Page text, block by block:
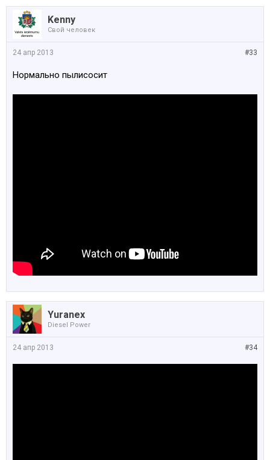
Kenny
Свой человек
#33
24 апр 2013
Нормально пылисосит
Yuranex
Diesel Power
#34
24 апр 2013